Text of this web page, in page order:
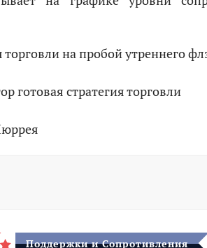
на пробой утреннего
готовая стратегия торговли
Поддержки и Сопротивления